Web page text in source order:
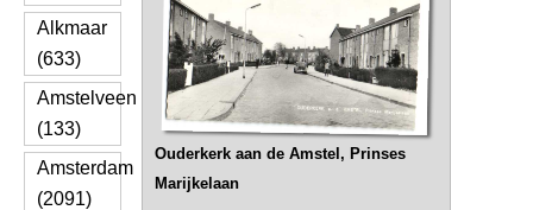
Alkmaar
(633)
Amstelveen
(133)
Amsterdam
(2091)
Ouderkerk aan de Amstel, Prinses
Marijkelaan